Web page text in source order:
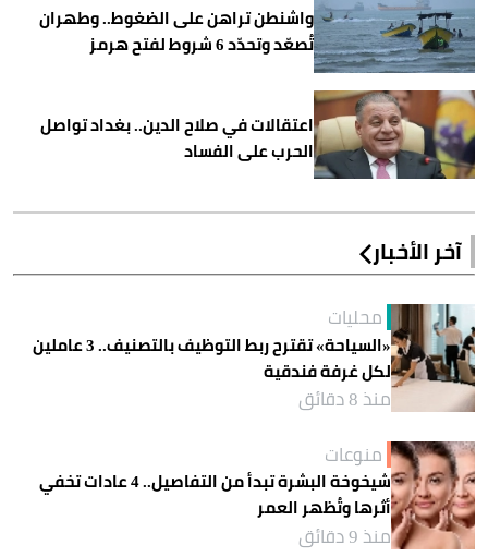
واشنطن تراهن على الضغوط.. وطهران
تُصعّد وتحدّد 6 شروط لفتح هرمز
اعتقالات في صلاح الدين.. بغداد تواصل
الحرب على الفساد
آخر الأخبار
محليات
«السياحة» تقترح ربط التوظيف بالتصنيف.. 3 عاملين
لكل غرفة فندقية
منذ 8 دقائق
منوعات
شيخوخة البشرة تبدأ من التفاصيل.. 4 عادات تخفي
أثرها وتُظهر العمر
منذ 9 دقائق